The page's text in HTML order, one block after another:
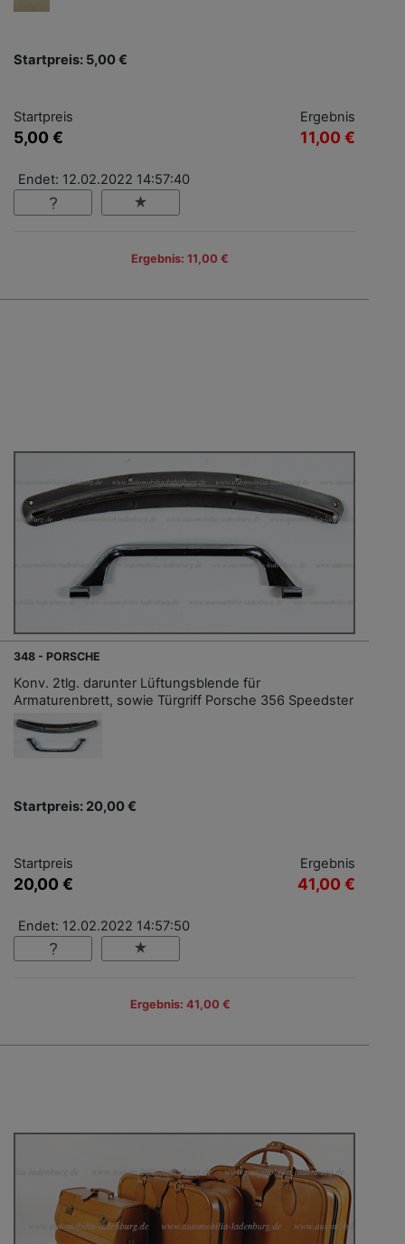
Startpreis: 5,00 €
Startpreis
5,00 €
Ergebnis
11,00 €
Endet: 12.02.2022 14:57:40
Ergebnis: 11,00 €
348 - PORSCHE
Konv. 2tlg. darunter Lüftungsblende für
Armaturenbrett, sowie Türgriff Porsche 356 Speedster
Startpreis: 20,00 €
Startpreis
20,00 €
Ergebnis
41,00 €
Endet: 12.02.2022 14:57:50
Ergebnis: 41,00 €